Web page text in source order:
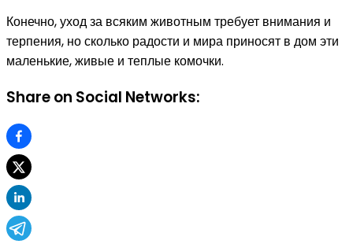
Конечно, уход за всяким животным требует внимания и
терпения, но сколько радости и мира приносят в дом эти
маленькие, живые и теплые комочки.
Share on Social Networks: